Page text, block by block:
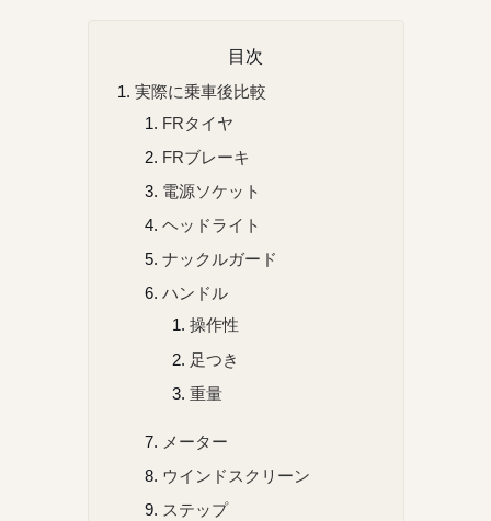
目次
実際に乗車後比較
FRタイヤ
FRブレーキ
電源ソケット
ヘッドライト
ナックルガード
ハンドル
操作性
足つき
重量
メーター
ウインドスクリーン
ステップ